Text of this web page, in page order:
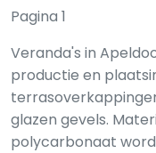
Pagina 1
Veranda's in
productie en
glazen gevels.
polycarbonaat